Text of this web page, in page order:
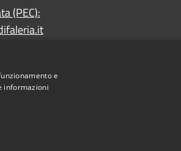
(PEC):
e
informazioni